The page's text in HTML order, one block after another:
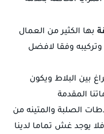
بها الكثير من العمال
وتركيبه وفقا لافضل
بين البلاط ويكون
المقدمة
الصلبة والمتينه من
يوجد غش تماما لدينا